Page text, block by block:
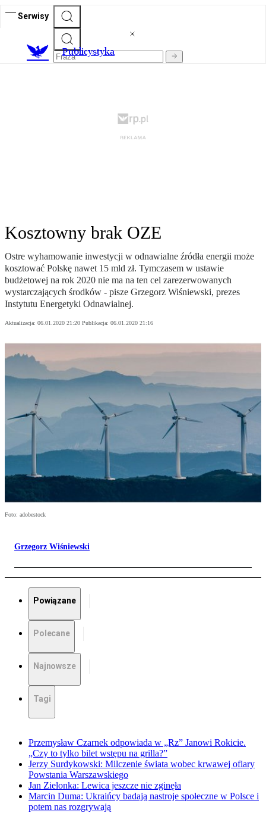
Serwisy
Publicystyka
Kosztowny brak OZE
Ostre wyhamowanie inwestycji w odnawialne źródła energii może
kosztować Polskę nawet 15 mld zł. Tymczasem w ustawie
budżetowej na rok 2020 nie ma na ten cel zarezerwowanych
wystarczających środków - pisze Grzegorz Wiśniewski, prezes
Instytutu Energetyki Odnawialnej.
Aktualizacja: 06.01.2020 21:20 Publikacja: 06.01.2020 21:16
Foto: adobestock
Grzegorz Wiśniewski
Powiązane
Polecane
Najnowsze
Tagi
Przemysław Czarnek odpowiada w „Rz” Janowi Rokicie.
„Czy to tylko bilet wstępu na grilla?”
Jerzy Surdykowski: Milczenie świata wobec krwawej ofiary
Powstania Warszawskiego
Jan Zielonka: Lewica jeszcze nie zginęła
Marcin Duma: Ukraińcy badają nastroje społeczne w Polsce i
potem nas rozgrywają